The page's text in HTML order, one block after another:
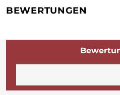
BEWERTUNGEN